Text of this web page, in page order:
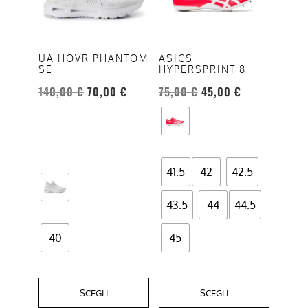
UA HOVR PHANTOM
SE
140,00€ 70,00 €
40
SCEGLI
varianti.
opzioni
possono
essere
prodotto
ASICS
HYPERSPRINT 8
75,00€ 45,00 €
41.5 42 42.5
43.5 44 44.5
45
SCEGLI
varianti.
opzioni
possono
essere
scelte
nella
del
prodotto